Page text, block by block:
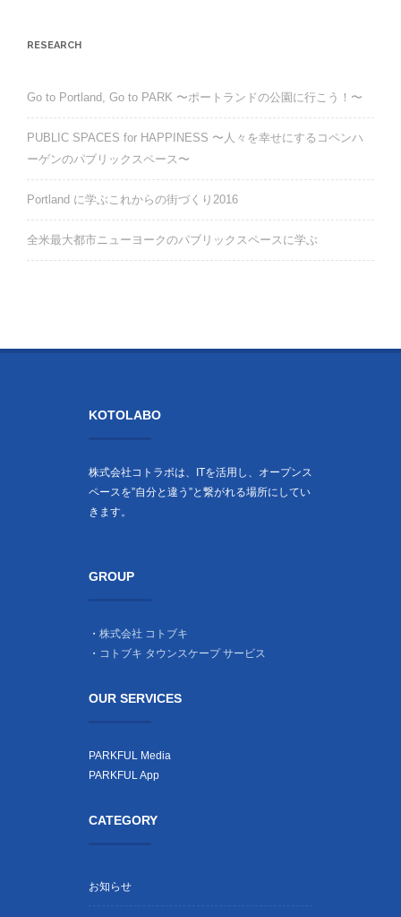
RESEARCH
Go to Portland, Go to PARK 〜ポートランドの公園に行こう！〜
PUBLIC SPACES for HAPPINESS 〜人々を幸せにするコペンハ
ーゲンのパブリックスペース〜
Portland に学ぶこれからの街づくり2016
全米最大都市ニューヨークのパブリックスペースに学ぶ
KOTOLABO
株式会社コトラボは、ITを活用し、オープンス
ペースを”自分と違う”と繋がれる場所にしてい
きます。
GROUP
・ 株式会社 コトブキ
・ コトブキ タウンスケープ サービス
OUR SERVICES
PARKFUL Media
PARKFUL App
CATEGORY
お知らせ